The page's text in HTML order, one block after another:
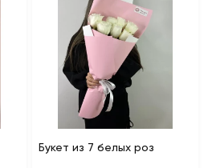
Букет из 7 белых роз